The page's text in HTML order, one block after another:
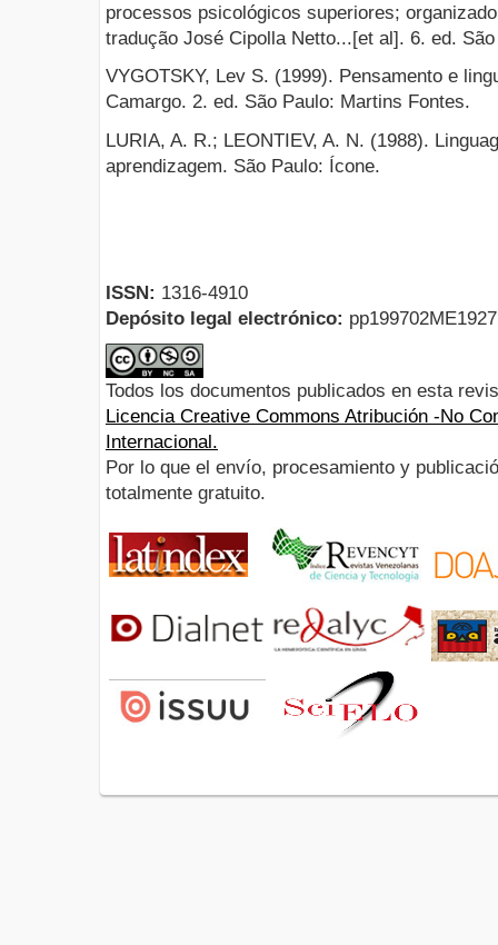
processos psicológicos superiores;
tradução José Cipolla Netto...[et al]. 6. ed.
VYGOTSKY, Lev S. (1999). Pensamento e
Camargo. 2. ed. São Paulo: Martins Fontes.
LURIA, A. R.; LEONTIEV, A. N. (1988).
aprendizagem. São Paulo: Ícone.
ISSN: 1316-4910
Depósito legal electrónico:
Todos los documentos publicados en esta
Licencia Creative Commons Atribución -No
Internacional.
Por lo que el envío, procesamiento y
totalmente gratuito.